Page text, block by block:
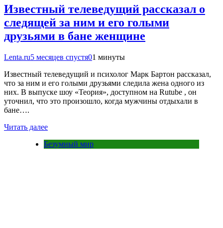
Известный телеведущий рассказал о
следящей за ним и его голыми
друзьями в бане женщине
Lenta.ru5 месяцев спустя01 минуты
Известный телеведущий и психолог Марк Бартон рассказал,
что за ним и его голыми друзьями следила жена одного из
них. В выпуске шоу «Теория», доступном на Rutube , он
уточнил, что это произошло, когда мужчины отдыхали в
бане….
Читать далее
Безумный мир